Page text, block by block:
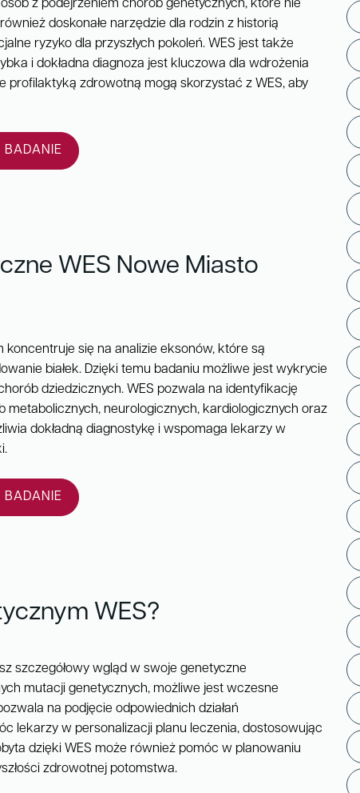
z podejrzeniem chorób genetycznych, które nie
doskonałe narzędzie dla rodzin z historią
ryzyko dla przyszłych pokoleń. WES jest także
i dokładna diagnoza jest kluczowa dla wdrożenia
profilaktyką zdrowotną mogą skorzystać z WES, aby
WES Nowe Miasto
się na analizie eksonów, które są
białek. Dzięki temu badaniu możliwe jest wykrycie
dziedzicznych. WES pozwala na identyfikację
neurologicznych, kardiologicznych oraz
dokładną diagnostykę i wspomaga lekarzy w
WES?
szczegółowy wgląd w swoje genetyczne
mutacji genetycznych, możliwe jest wczesne
na podjęcie odpowiednich działań
lekarzy w personalizacji planu leczenia, dostosowując
dzięki WES może również pomóc w planowaniu
zdrowotnej potomstwa.